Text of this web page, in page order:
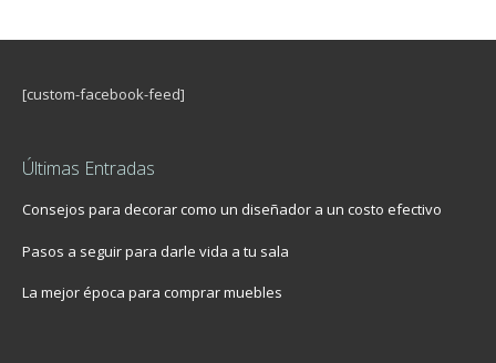
[custom-facebook-feed]
Últimas Entradas
Consejos para decorar como un diseñador a un costo efectivo
Pasos a seguir para darle vida a tu sala
La mejor época para comprar muebles